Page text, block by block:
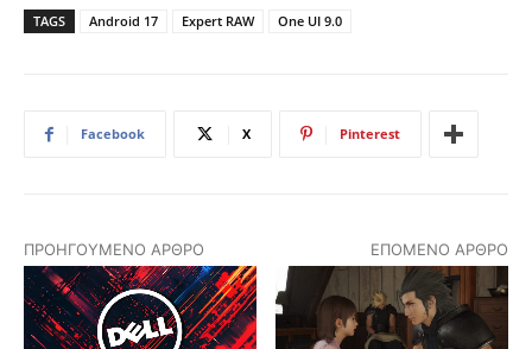
TAGS Android 17 Expert RAW One UI 9.0
Facebook X Pinterest
ΠΡΟΗΓΟΎΜΕΝΟ ΆΡΘΡΟ ΕΠΌΜΕΝΟ ΆΡΘΡΟ